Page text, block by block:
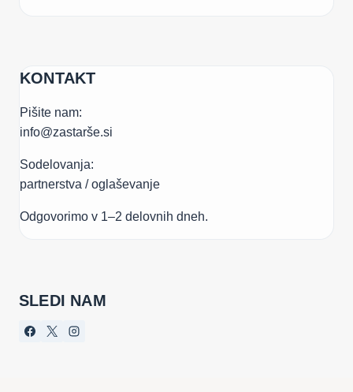
KONTAKT
Pišite nam:
info@zastarše.si
Sodelovanja:
partnerstva / oglaševanje
Odgovorimo v 1–2 delovnih dneh.
SLEDI NAM